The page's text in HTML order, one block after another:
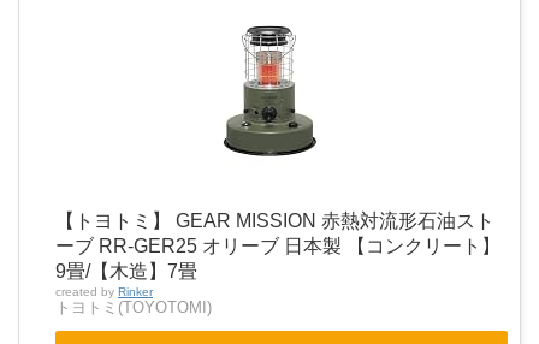
【トヨトミ】 GEAR MISSION 赤熱対流形石油スト
ーブ RR-GER25 オリーブ 日本製 【コンクリート】
9畳/【木造】7畳
created by Rinker
トヨトミ(TOYOTOMI)